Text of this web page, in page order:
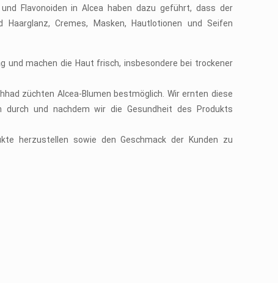
Flavonoiden in Alcea haben dazu geführt, dass der
Cremes, Masken, Hautlotionen und Seifen
und machen die Haut frisch, insbesondere bei trockener
züchten Alcea-Blumen bestmöglich. Wir ernten diese
und nachdem wir die Gesundheit des Produkts
herzustellen sowie den Geschmack der Kunden zu